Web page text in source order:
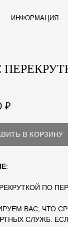
₽
В КОРЗИНУ
:
ПО
ВАС, ЧТО
СЛУЖБ.